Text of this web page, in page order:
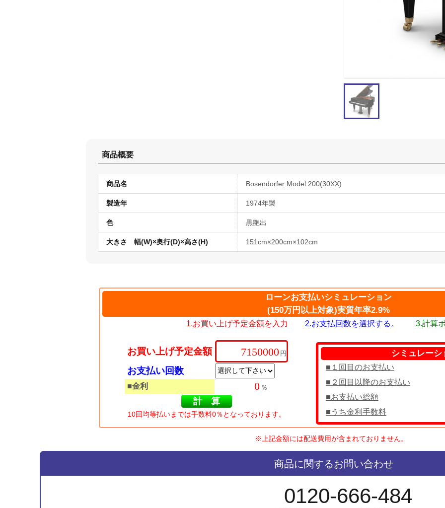
商品概要
商品名 Bosendorfer Model.200(30XX)
製造年 1974年製
色 黒艶出
大きさ 幅(W)×奥行(D)×高さ(H) 151cm×200cm×102cm
ローンお支払いシミュレーション
(150万円以上対象)実質年率2.9%
1.お買い上げ予定金額を入力 2.お支払回数を選択する。 3.計算
お買い上げ予定金額 円
お支払い回数
■金利 ％
10回均等払いまでは手数料0％となっております。
シミュレーシ
■１回目のお支払い
■２回目以降のお支払い
■お支払い総額
■うち金利手数料
※上記金額には配送費用が含まれておりません。
商品に関するお問い合わせ
0120-666-484